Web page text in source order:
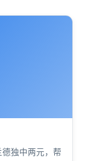
独中两元，帮